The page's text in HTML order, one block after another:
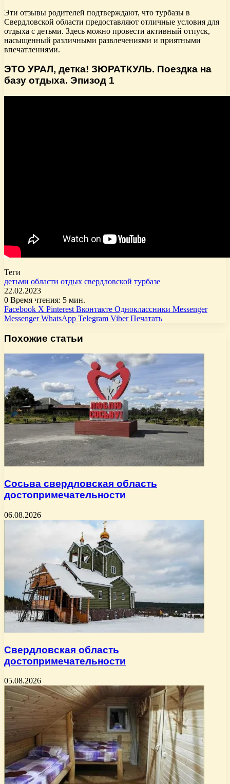
Эти отзывы родителей подтверждают, что турбазы в
Свердловской области предоставляют отличные условия для
отдыха с детьми. Здесь можно провести активный отпуск,
насыщенный различными развлечениями и приятными
впечатлениями.
ЭТО УРАЛ, детка! ЗЮРАТКУЛЬ. Поездка на
базу отдыха. Эпизод 1
Теги
детьми области отдых свердловской турбазе
22.02.2023
0 Время чтения: 5 мин.
Facebook X Pinterest Вконтакте Одноклассники Messenger
Messenger WhatsApp Telegram Viber Печатать
Похожие статьи
Сосьва свердловская область
достопримечательности
06.08.2026
Свердловская область
достопримечательности
05.08.2026